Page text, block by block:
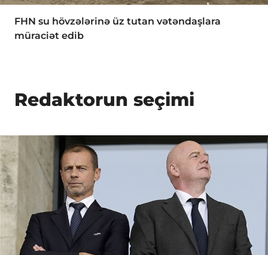
FHN su hövzələrinə üz tutan vətəndaşlara
müraciət edib
Redaktorun seçimi